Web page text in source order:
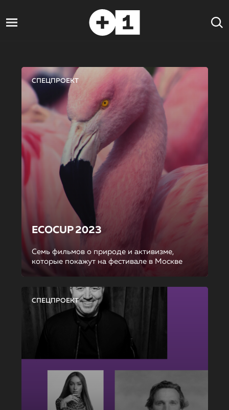
СПЕЦПРОЕКТ
ECOCUP 2023
Семь фильмов о природе и активизме,
которые покажут на фестивале в Москве
СПЕЦПРОЕКТ